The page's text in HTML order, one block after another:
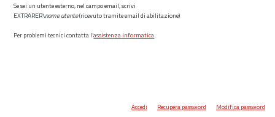
Se sei un utente esterno, nel campo email, scrivi
EXTRARER\nome utente(ricevuto tramite email di abilitazione)
Per problemi tecnici contatta l’assistenza informatica.
Accedi Recupera password Modifica password